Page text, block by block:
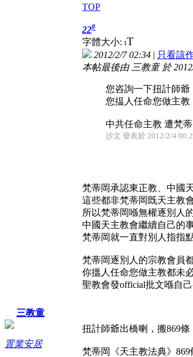
TOP
三教童
置業安居
22#
字體大小: tT
2012/2/7 02:34 | 只看該
本帖最後由 三教童 於
您咨詢一下扭計師爺
您揾人任命您做主教
中共任命主教 遭梵
沙文 發表於 2012/2/4
梵蒂岡承認東正教、中國
這些都非梵蒂岡既天主教
所以梵蒂岡喺無權逐別人
中國天主教會繼續自己的
梵蒂岡就一直對別人指指
梵蒂岡逐別人的宗教會員
你搵人任命您做主教都未
聖教會發official批文喺自
扭計師爺出橋喇，搬869條
梵蒂岡《天主教法典》869